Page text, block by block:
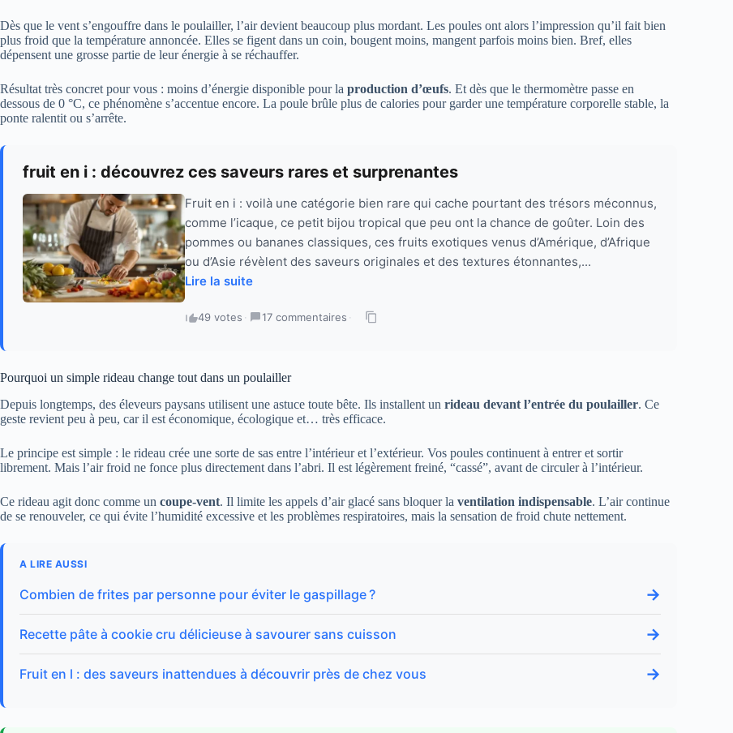
Dès que le vent s’engouffre dans le poulailler, l’air devient beaucoup plus mordant. Les poules ont alors l’impression qu’il fait bien
plus froid que la température annoncée. Elles se figent dans un coin, bougent moins, mangent parfois moins bien. Bref, elles
dépensent une grosse partie de leur énergie à se réchauffer.
Résultat très concret pour vous : moins d’énergie disponible pour la production d’œufs. Et dès que le thermomètre passe en
dessous de 0 °C, ce phénomène s’accentue encore. La poule brûle plus de calories pour garder une température corporelle stable, la
ponte ralentit ou s’arrête.
fruit en i : découvrez ces saveurs rares et surprenantes
Fruit en i : voilà une catégorie bien rare qui cache pourtant des trésors méconnus,
comme l’icaque, ce petit bijou tropical que peu ont la chance de goûter. Loin des
pommes ou bananes classiques, ces fruits exotiques venus d’Amérique, d’Afrique
ou d’Asie révèlent des saveurs originales et des textures étonnantes,...
Lire la suite
49 votes · 17 commentaires ·
Pourquoi un simple rideau change tout dans un poulailler
Depuis longtemps, des éleveurs paysans utilisent une astuce toute bête. Ils installent un rideau devant l’entrée du poulailler. Ce
geste revient peu à peu, car il est économique, écologique et… très efficace.
Le principe est simple : le rideau crée une sorte de sas entre l’intérieur et l’extérieur. Vos poules continuent à entrer et sortir
librement. Mais l’air froid ne fonce plus directement dans l’abri. Il est légèrement freiné, “cassé”, avant de circuler à l’intérieur.
Ce rideau agit donc comme un coupe-vent. Il limite les appels d’air glacé sans bloquer la ventilation indispensable. L’air continue
de se renouveler, ce qui évite l’humidité excessive et les problèmes respiratoires, mais la sensation de froid chute nettement.
A LIRE AUSSI
Combien de frites par personne pour éviter le gaspillage ? →
Recette pâte à cookie cru délicieuse à savourer sans cuisson →
Fruit en l : des saveurs inattendues à découvrir près de chez vous →